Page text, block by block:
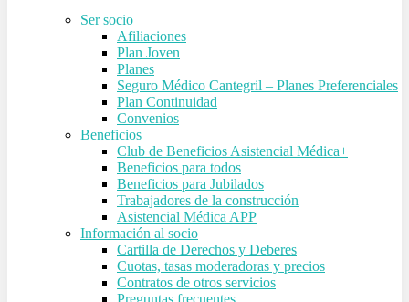
Ser socio
Afiliaciones
Plan Joven
Planes
Seguro Médico Cantegril – Planes Preferenciales
Plan Continuidad
Convenios
Beneficios
Club de Beneficios Asistencial Médica+
Beneficios para todos
Beneficios para Jubilados
Trabajadores de la construcción
Asistencial Médica APP
Información al socio
Cartilla de Derechos y Deberes
Cuotas, tasas moderadoras y precios
Contratos de otros servicios
Preguntas frecuentes